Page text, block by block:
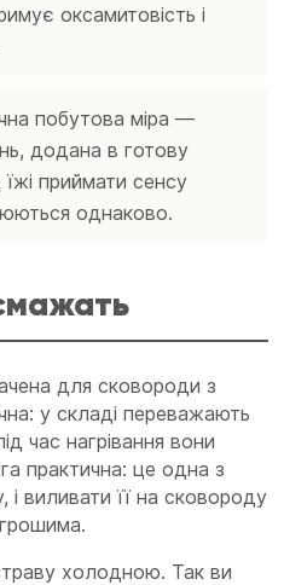
оксамитовість і
побутова міра —
додана в готову
приймати сенсу
однаково.
для сковороди з
у складі переважають
час нагрівання вони
практична: це одна з
і виливати її на сковороду
холодною. Так ви